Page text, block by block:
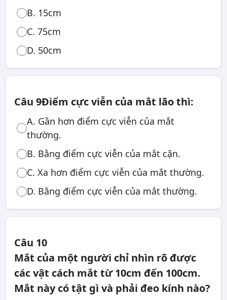
B. 15cm
C. 75cm
D. 50cm
Câu 9Điểm cực viễn của mắt lão thì:
A. Gần hơn điểm cực viễn của mắt
thường.
B. Bằng điểm cực viễn của mắt cận.
C. Xa hơn điểm cực viễn của mắt thường.
D. Bằng điểm cực viễn của mắt thường.
Câu 10
Mắt của một người chỉ nhìn rõ được
các vật cách mắt từ 10cm đến 100cm.
Mắt này có tật gì và phải đeo kính nào?